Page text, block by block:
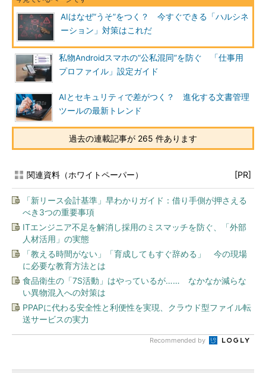
AIはなぜ“うそ”をつく？ 今すぐできる「ハルシネ
ーション」対策はこれだ
私物Androidスマホの“公私混同”を防ぐ 「仕事用
プロファイル」設定ガイド
AIとセキュリティで差がつく？ 進化する文書管理
ツールの最新トレンド
過去の連載記事が 265 件あります
関連資料（ホワイトペーパー） [PR]
「新リース会計基準」早わかりガイド：借り手側が押さえる
べき3つの重要事項
ITエンジニア不足を解消し採用のミスマッチを防ぐ、「外部
人材活用」の実態
「教える時間がない」「育成してもすぐ辞める」 今の現場
に必要な教育方法とは
食品衛生の「7S活動」はやっているが…… なかなか減らな
い異物混入への対策は
PPAPに代わる安全性と利便性を実現、クラウド型ファイル転
送サービスの実力
Recommended by